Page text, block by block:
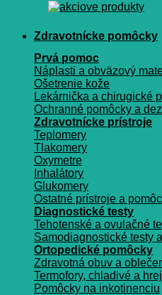
Zdravotnícke pomôcky
Prvá pomoc
Náplasti a obväzový
Ošetrenie kože
Lekárnička a chirugické
Ochranné pomôcky a
Zdravotnícke prístroje
Teplomery
Tlakomery
Oxymetre
Inhalátory
Glukomery
Ostatné prístroje a
Diagnostické testy
Tehotenské a ovulačné
Samodiagnostické testy
Ortopedické pomôcky
Zdravotná obuv a
Termofory, chladivé a
Pomôcky na inkotinenciu